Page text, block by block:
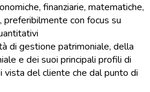
finanziarie, matematiche,
preferibilmente con focus su
di gestione patrimoniale, della
e dei suoi principali profili di
vista del cliente che dal punto di